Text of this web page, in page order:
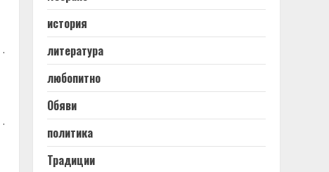
.
.
история
литература
любопитно
Обяви
политика
Традиции